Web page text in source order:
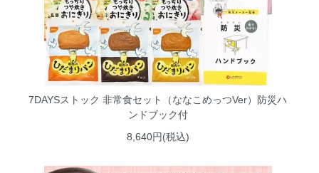
7DAYSストック 非常食セット（ななこめっつVer）防災ハ
ンドブック付
8,640円(税込)